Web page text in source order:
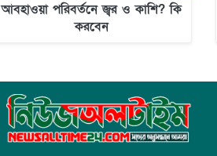
আবহাওয়া পরিবর্তনে জ্বর ও কাশি? কি
করবেন